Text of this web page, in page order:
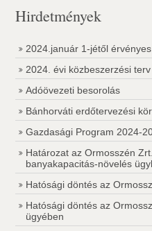
Hirdetmények
2024.január 1-jétől
2024. évi közbeszerzési terv
Adóövezeti besorolás
Bánhorváti erdőtervezési
Gazdasági Program 2024-
Határozat az Ormosszén
banyakapacitás-növelés
Hatósági döntés az
Hatósági döntés az
ügyében